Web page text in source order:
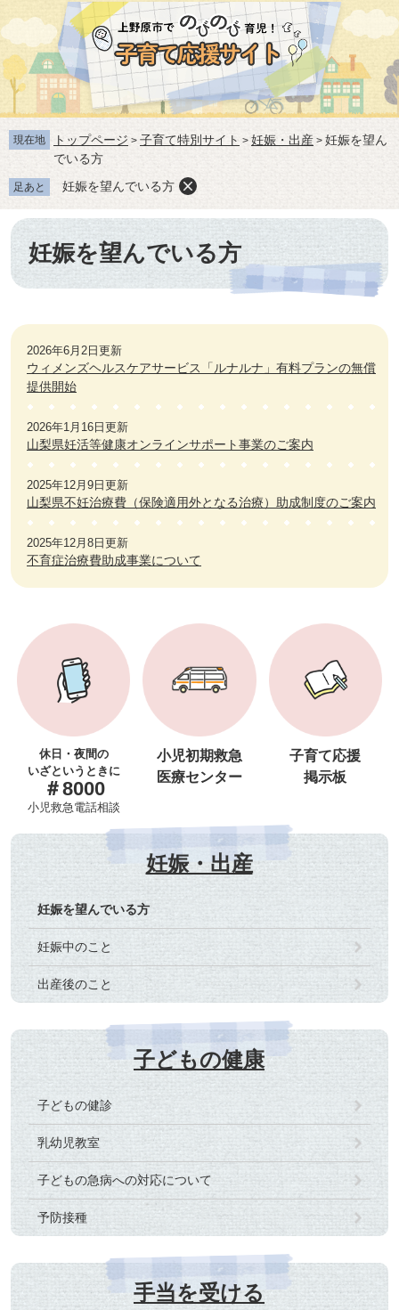
ー
ジ
の
先
で
す。
ニ
ュ
ー
を
ば
本
文
現在地 トップページ > 子育て特別サイト > 妊娠・出産 > 妊娠を望ん
でいる方
足あと 妊娠を望んでいる方
本
文
妊娠を望んでいる方
2026年6月2日更新
ウィメンズヘルスケアサービス「ルナルナ」有料プランの無償
提供開始
2026年1月16日更新
山梨県妊活等健康オンラインサポート事業のご案内
2025年12月9日更新
山梨県不妊治療費（保険適用外となる治療）助成制度のご案内
2025年12月8日更新
不育症治療費助成事業について
休日・夜間の
いざというときに
＃8000
小児救急電話相談
小児初期救急
医療センター
子育て応援
掲示板
妊娠・出産
妊娠を望んでいる方
妊娠中のこと
出産後のこと
子どもの健康
子どもの健診
乳幼児教室
子どもの急病への対応について
予防接種
手当を受ける